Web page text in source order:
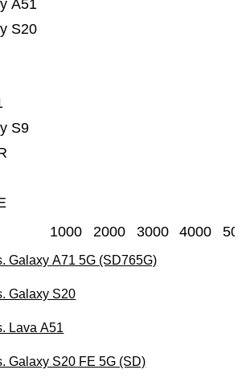
S9
S20
A51
1000 2000 3000 4000
Galaxy A71 5G (SD765G)
Galaxy S20
Lava A51
Galaxy S20 FE 5G (SD)